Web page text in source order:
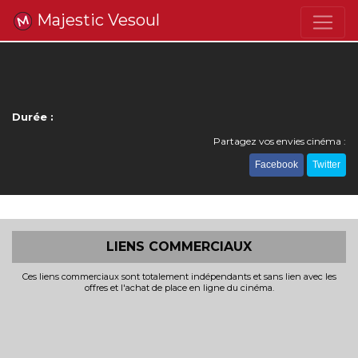
Majestic Vesoul
Durée :
Partagez vos envies cinéma :
Facebook Twitter
LIENS COMMERCIAUX
Ces liens commerciaux sont totalement indépendants et sans lien avec les
offres et l'achat de place en ligne du cinéma.